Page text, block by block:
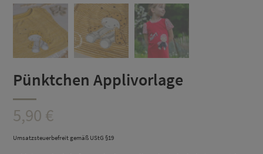
Pünktchen Applivorlage
5,90 €
Umsatzsteuerbefreit gemäß UStG §19